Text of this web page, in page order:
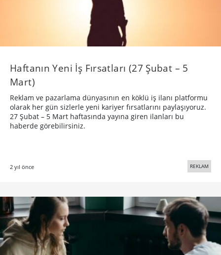
Haftanın Yeni İş Fırsatları (27 Şubat – 5
Mart)
Reklam ve pazarlama dünyasının en köklü iş ilanı platformu
olarak her gün sizlerle yeni kariyer fırsatlarını paylaşıyoruz.
27 Şubat – 5 Mart haftasında yayına giren ilanları bu
haberde görebilirsiniz.
2 yıl önce REKLAM